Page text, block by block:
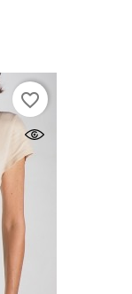
favorite_border